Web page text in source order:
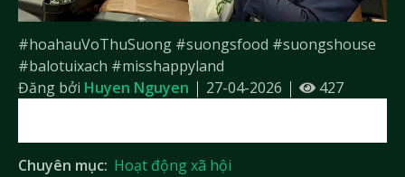
#hoahauVoThuSuong #suongsfood #suongshouse
#balotuixach #misshappyland
Đăng bởi Huyen Nguyen 27-04-2026 427
Chuyên mục: Hoạt động xã hội